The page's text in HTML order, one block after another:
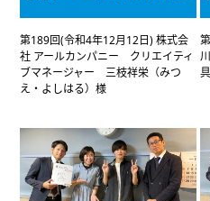
第189回(令和4年12月12日) 株式会
社 アールカンパニー クリエイティ
ブマネージャー 三枝祥栄（みつ
え・よしはる）様